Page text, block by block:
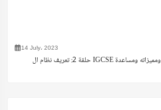
14 July، 2023
حلقة 2: تعريف نظام ال IGCSE البريطانى الدولى والجهات المانحه ومميزاته ومساعدة